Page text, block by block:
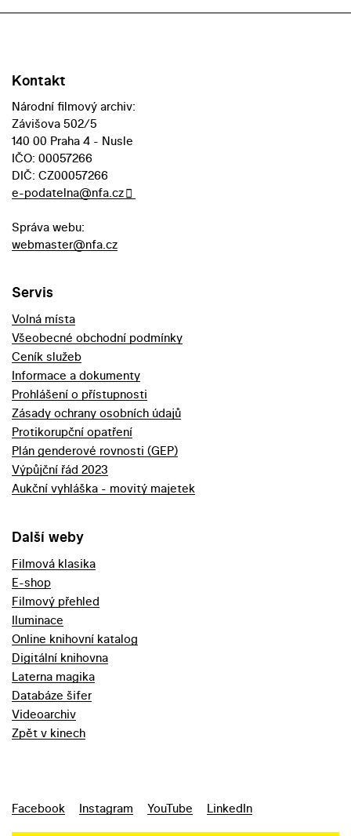
Kontakt
Národní filmový archiv:
Závišova 502/5
140 00 Praha 4 - Nusle
IČO: 00057266
DIČ: CZ00057266
e-podatelna@nfa.cz
Správa webu:
webmaster@nfa.cz
Servis
Volná místa
Všeobecné obchodní podmínky
Ceník služeb
Informace a dokumenty
Prohlášení o přístupnosti
Zásady ochrany osobních údajů
Protikorupční opatření
Plán genderové rovnosti (GEP)
Výpůjční řád 2023
Aukční vyhláška - movitý majetek
Další weby
Filmová klasika
E-shop
Filmový přehled
Iluminace
Online knihovní katalog
Digitální knihovna
Laterna magika
Databáze šifer
Videoarchiv
Zpět v kinech
Facebook Instagram YouTube LinkedIn